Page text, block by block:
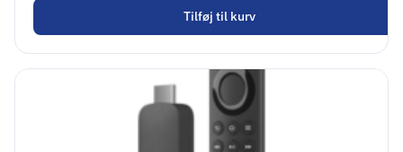
Tilføj til kurv